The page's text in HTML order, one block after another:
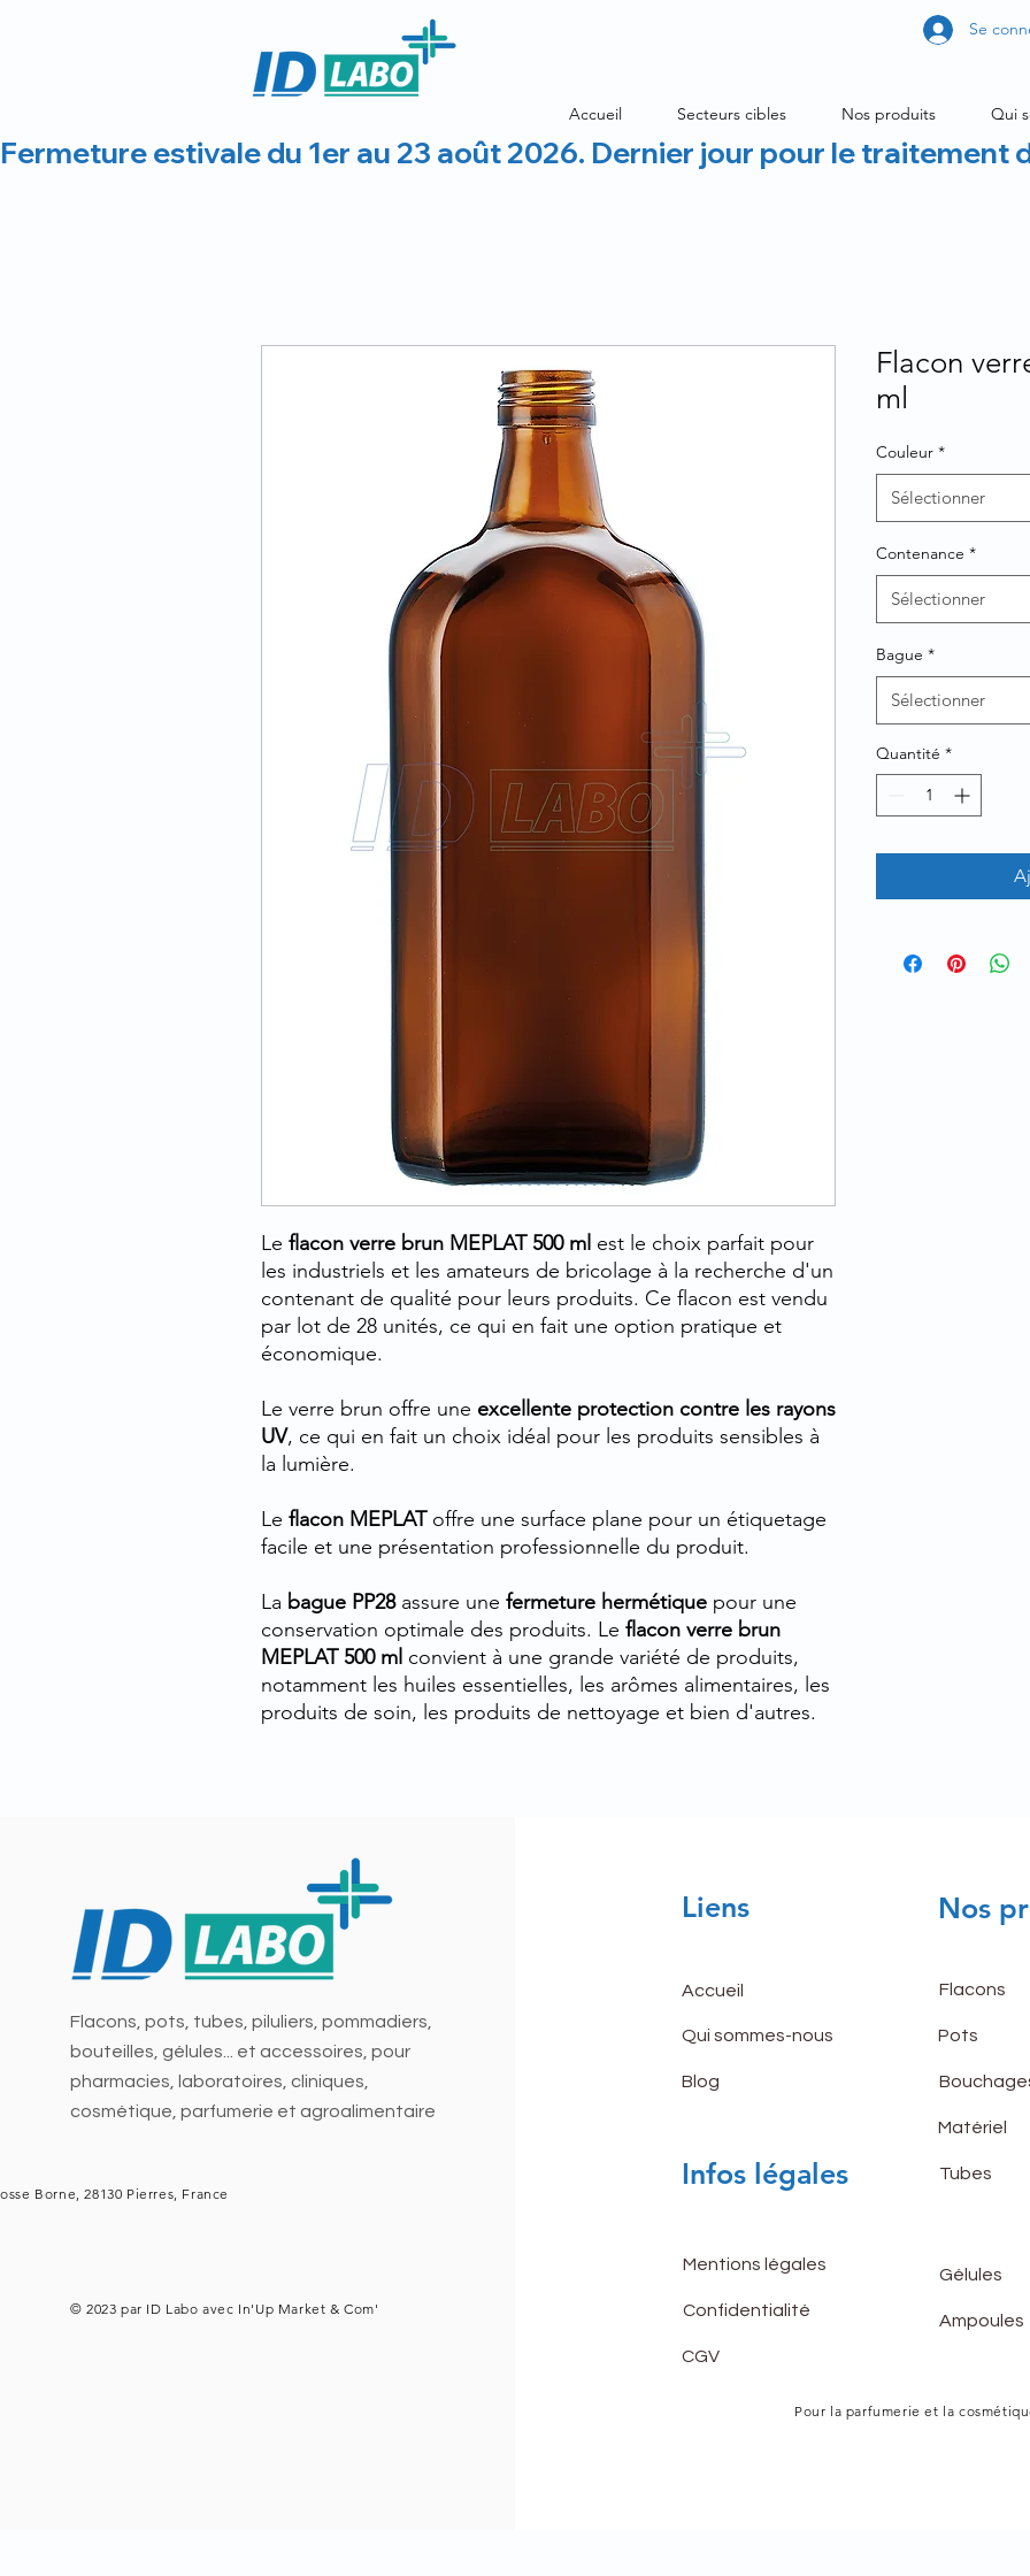
Se
Accueil Secteurs cibles Nos produits Qui
Fermeture estivale du 1er au 23 août 2026. Dernier jour pour le traitement
Le flacon verre brun MEPLAT 500 ml est le choix parfait pour
les industriels et les amateurs de bricolage à la recherche d'un
contenant de qualité pour leurs produits. Ce flacon est vendu
par lot de 28 unités, ce qui en fait une option pratique et
économique.
Le verre brun offre une excellente protection contre les rayons
UV, ce qui en fait un choix idéal pour les produits sensibles à
la lumière.
Le flacon MEPLAT offre une surface plane pour un étiquetage
facile et une présentation professionnelle du produit.
La bague PP28assure une fermeture hermétique pour une
conservation optimale des produits. Le flacon verre brun
MEPLAT 500 ml convient à une grande variété de produits,
notamment les huiles essentielles, les arômes alimentaires, les
produits de soin, les produits de nettoyage et bien d'autres.
Flacon
ml
Couleur *
Sélectionner
Contenance *
Sélectionner
Bague *
Sélectionner
Quantité *
Flacons, pots, tubes, piluliers, pommadiers,
bouteilles, gélules... et accessoires, pour
pharmacies, laboratoires, cliniques,
cosmétique, parfumerie et agroalimentaire
© 2023 par ID Labo avec In'Up Market & Com'
Liens
Accueil
Qui sommes-nous
Blog
Infos légales
Mentions légales
Confidentialité
CGV
Nos
Flacons
Pots
Matériel
Tubes
Gélules
Ampoules
Pour la parfumerie et la
Borne, 28130 Pierres, France